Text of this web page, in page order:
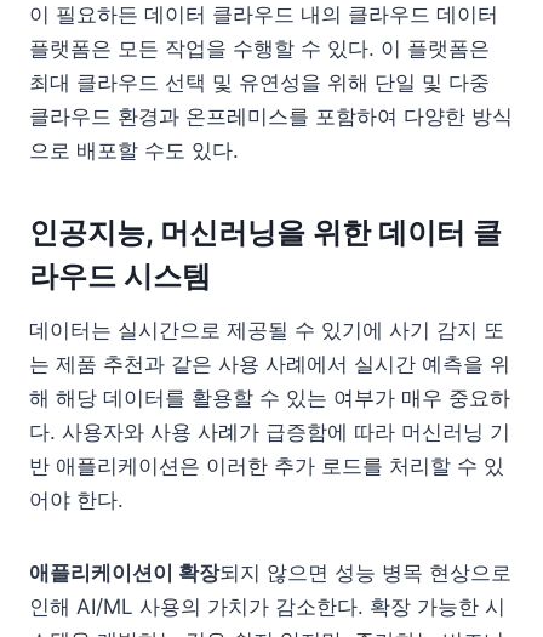
이 필요하든 데이터 클라우드 내의 클라우드 데이터
플랫폼은 모든 작업을 수행할 수 있다. 이 플랫폼은
최대 클라우드 선택 및 유연성을 위해 단일 및 다중
클라우드 환경과 온프레미스를 포함하여 다양한 방식
으로 배포할 수도 있다.
인공지능, 머신러닝을 위한 데이터 클
라우드 시스템
데이터는 실시간으로 제공될 수 있기에 사기 감지 또
는 제품 추천과 같은 사용 사례에서 실시간 예측을 위
해 해당 데이터를 활용할 수 있는 여부가 매우 중요하
다. 사용자와 사용 사례가 급증함에 따라 머신러닝 기
반 애플리케이션은 이러한 추가 로드를 처리할 수 있
어야 한다.
애플리케이션이 확장되지 않으면 성능 병목 현상으로
인해 AI/ML 사용의 가치가 감소한다. 확장 가능한 시